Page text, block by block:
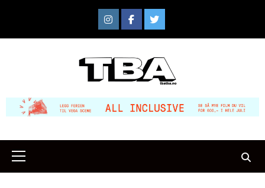
content
InstagramFacebook
Twitter
Primary
Menu